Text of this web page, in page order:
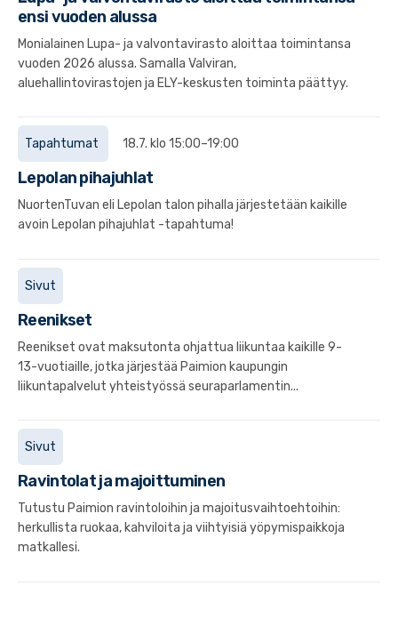
ensi vuoden alussa
Monialainen Lupa- ja valvontavirasto aloittaa toimintansa
vuoden 2026 alussa. Samalla Valviran,
aluehallintovirastojen ja ELY-keskusten toiminta päättyy.
Tapahtumat 18.7. klo 15:00–19:00
Lepolan pihajuhlat
NuortenTuvan eli Lepolan talon pihalla järjestetään kaikille
avoin Lepolan pihajuhlat -tapahtuma!
Sivut
Reenikset
Reenikset ovat maksutonta ohjattua liikuntaa kaikille 9-
13-vuotiaille, jotka järjestää Paimion kaupungin
liikuntapalvelut yhteistyössä seuraparlamentin...
Sivut
Ravintolat ja majoittuminen
Tutustu Paimion ravintoloihin ja majoitusvaihtoehtoihin:
herkullista ruokaa, kahviloita ja viihtyisiä yöpymispaikkoja
matkallesi.